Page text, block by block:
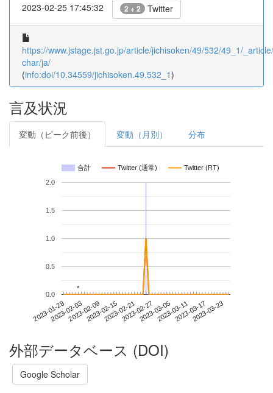
2023-02-25 17:45:32 2 + 2 Twitter
https://www.jstage.jst.go.jp/article/jichisoken/49/532/49_1/
char/ja/
(info:doi/10.34559/jichisoken.49.532_1)
言及状況
変動（ピーク前後） 変動（月別） 分布
合計 Twitter (通常) Twitter (RT)
2023-01-282023-02-032023-02-092023-02-152023-02-212023-02-272023-03-052023-03-112023-03-172023-03-23
0.0
0.5
1.0
1.5
2.0
**
外部データベース (DOI)
Google Scholar